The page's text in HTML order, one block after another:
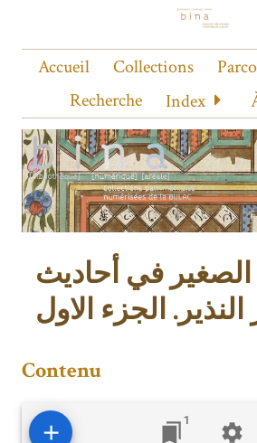
Accueil Collections
Recherche
Index
الصغير في أحاديث
الجزء الاول
Contenu
1